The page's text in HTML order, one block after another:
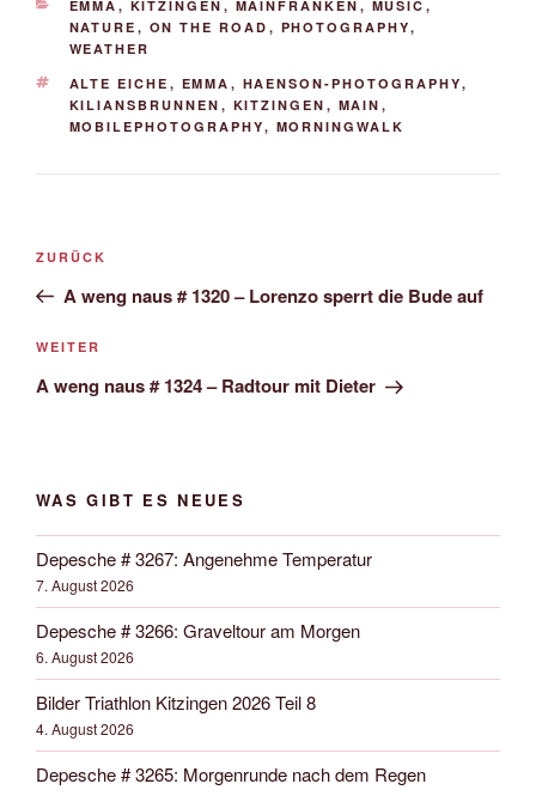
KATEGORIEN
EMMA , KITZINGEN , MAINFRANKEN , MUSIC ,
NATURE , ON THE ROAD , PHOTOGRAPHY,
WEATHER
SCHLAGWÖRTER
ALTE EICHE , EMMA , HAENSON-PHOTOGRAPHY,
KILIANSBRUNNEN , KITZINGEN , MAIN ,
MOBILEPHOTOGRAPHY, MORNINGWALK
Beitrags-
Vorheriger
Beitrag
ZURÜCK
A weng naus # 1320 – Lorenzo sperrt die Bude auf
Nächster
Beitrag
WEITER
A weng naus # 1324 – Radtour mit Dieter
WAS GIBT ES NEUES
Depesche # 3267: Angenehme Temperatur
7. August 2026
Depesche # 3266: Graveltour am Morgen
6. August 2026
Bilder Triathlon Kitzingen 2026 Teil 8
4. August 2026
Depesche # 3265: Morgenrunde nach dem Regen